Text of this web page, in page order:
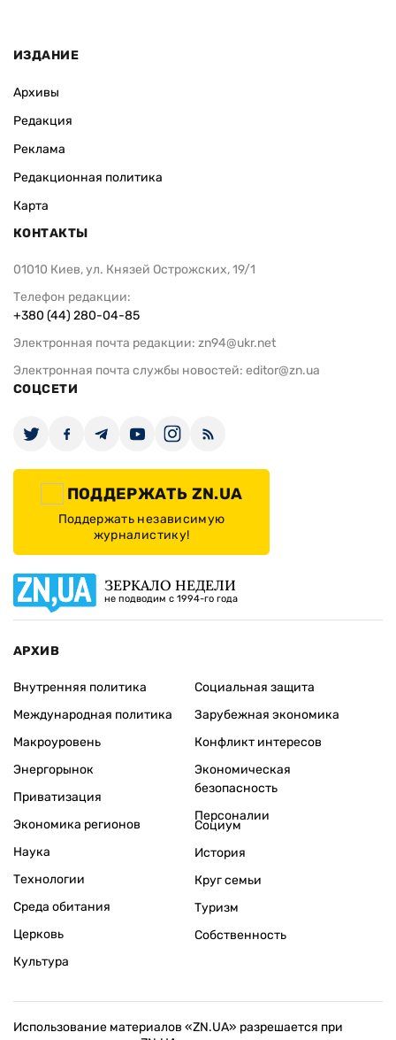
ИЗДАНИЕ
Архивы
Редакция
Реклама
Редакционная политика
Карта
КОНТАКТЫ
01010 Киев, ул. Князей Острожских, 19/1
Телефон редакции:
+380 (44) 280-04-85
Электронная почта редакции: zn94@ukr.net
Электронная почта службы новостей: editor@zn.ua
СОЦСЕТИ
ПОДДЕРЖАТЬ ZN.UA
Поддержать независимую
журналистику!
ЗЕРКАЛО НЕДЕЛИ
не подводим с 1994-го года
АРХИВ
Внутренняя политика
Международная политика
Макроуровень
Энергорынок
Приватизация
Экономика регионов
Социальная защита
Зарубежная экономика
Конфликт интересов
Экономическая
безопасность
Персоналии
Наука
Технологии
Среда обитания
Церковь
Культура
Социум
История
Круг семьи
Туризм
Собственность
Использование материалов «ZN.UA» разрешается при